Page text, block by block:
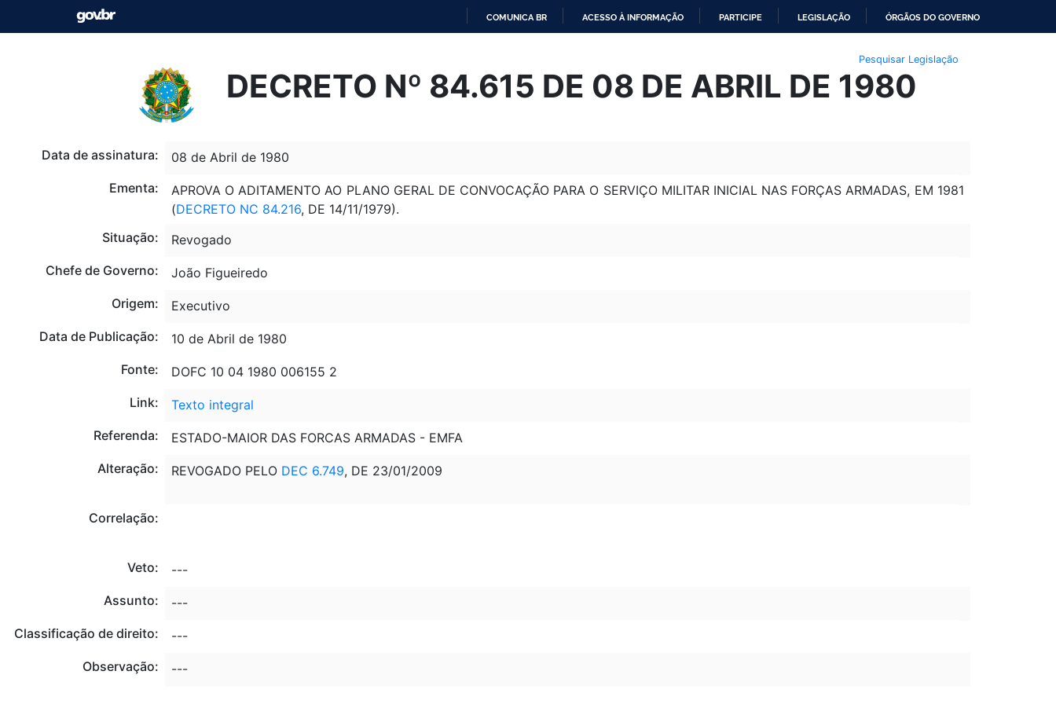
O
CONTEÚDO
COMUNICA BR ACESSO À INFORMAÇÃO PARTICIPE LEGISLAÇÃO ÓRGÃOS DO GOVERNO
Pesquisar Legislação
DECRETO Nº 84.615 DE 08 DE ABRIL DE 1980
Data de assinatura:
08 de Abril de 1980
Ementa:
APROVA O ADITAMENTO AO PLANO GERAL DE CONVOCAÇÃO PARA O SERVIÇO MILITAR INICIAL NAS FORÇAS ARMADAS, EM 1981
(DECRETO NC 84.216, DE 14/11/1979).
Situação:
Revogado
Chefe de Governo:
João Figueiredo
Origem:
Executivo
Data de Publicação:
10 de Abril de 1980
Fonte:
DOFC 10 04 1980 006155 2
Link:
Texto integral
Referenda:
ESTADO-MAIOR DAS FORCAS ARMADAS - EMFA
Alteração:
REVOGADO PELO DEC 6.749, DE 23/01/2009
Correlação:
Veto:
---
Assunto:
---
Classificação de direito:
---
Observação:
---